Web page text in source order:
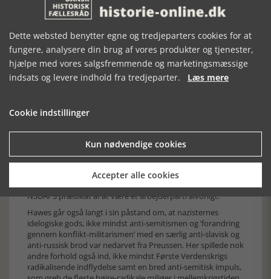
højere officersposter, ville optræde som garant for Hitlers
politiske magt, hvis han til gengæld fik styr på sine militære
sociale rekrutteringsstruktur. ’De lange knives nat’ i 1934,
hvor Ernst Röhm og SA blev neutraliseret, hentede en stor
del af sit rationale her.
De tre hovedforklaringer på, at det var det protestantiske
angår, må man dog tilføje at det ikke kun var Østelbien, men
i højeste grad også Nordelbien i form af Schleswig-Holstein,
der stemte på Hitler. Samtidig var det jo heller ikke sådan, at
NSDAP ikke høstede mange stemmer vest for Elben. Det
gjorde man bestemt, selv om det også er oplagt, at der, hvor
NSDAP havde sværest ved at slå igennem, var i katolske
kerneområder i vest – samt i storbyernes, herunder
østelbiske Berlins, politiserede arbejderklasse, der ikke tog
NSDAPS prædikat af at være et arbejderparti alvorligt.
Hawes går også langt i sin påstand om, at nazisternes
idelogiske gods, ikke mindst anti-semitismen og ’forandring
gennem konflikt-militarismen’ med en særlig anti-slavisk og
anti-russisk brod var nedarvet fra Preussen. Her spillede nok
andre forhold også ind, ikke mindst Første Verdenskrigs
radikalisende indflydelse samt en bred anti-semitisk impuls,
Dette websted benytter egne og tredjeparters cookies for at
fungere, analysere din brug af vores produkter og tjenester,
hjælpe med vores salgsfremmende og marketingsmæssige
indsats og levere indhold fra tredjeparter. Læs mere
Cookie indstillinger
Kun nødvendige cookies
Accepter alle cookies